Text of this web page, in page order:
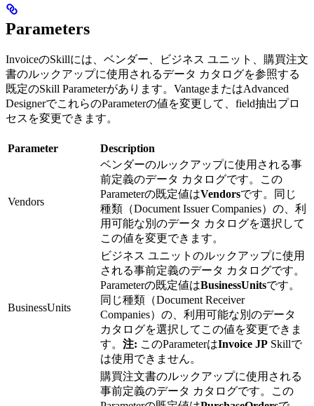
Parameters
InvoiceのSkillには、ベンダー、ビジネス ユニット、購買注文
書のルックアップに使用されるデータ カタログを参照する
既定のSkill Parameterがあります。VantageまたはAdvanced
DesignerでこれらのParameterの値を変更して、field抽出プロ
セスを変更できます。
Parameter Description
Vendors
ベンダーのルックアップに使用される事
前定義のデータ カタログです。この
Parameterの既定値はVendorsです。同じ
種類（Document Issuer Companies）の、利
用可能な別のデータ カタログを選択して
この値を変更できます。
BusinessUnits
ビジネス ユニットのルックアップに使用
される事前定義のデータ カタログです。
Parameterの既定値はBusinessUnitsです。
同じ種類（Document Receiver
Companies）の、利用可能な別のデータ
カタログを選択してこの値を変更できま
す。 注: このParameterはInvoice JP Skillで
は使用できません。
購買注文書のルックアップに使用される
事前定義のデータ カタログです。この